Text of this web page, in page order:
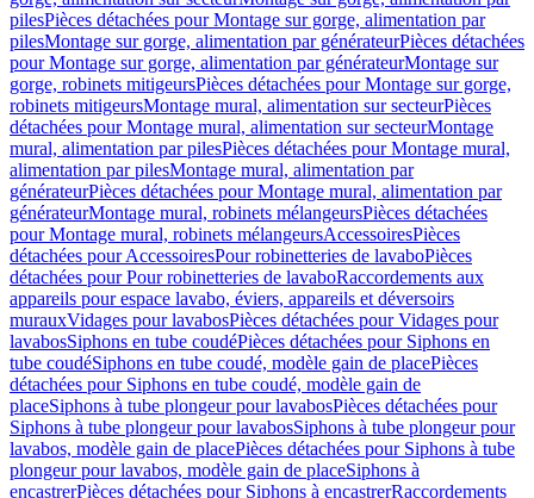
pilesPièces détachées pour Montage sur gorge, alimentation par
pilesMontage sur gorge, alimentation par générateurPièces détachées
pour Montage sur gorge, alimentation par générateurMontage sur
gorge, robinets mitigeursPièces détachées pour Montage sur gorge,
robinets mitigeursMontage mural, alimentation sur secteurPièces
détachées pour Montage mural, alimentation sur secteurMontage
mural, alimentation par pilesPièces détachées pour Montage mural,
alimentation par pilesMontage mural, alimentation par
générateurPièces détachées pour Montage mural, alimentation par
générateurMontage mural, robinets mélangeursPièces détachées
pour Montage mural, robinets mélangeursAccessoiresPièces
détachées pour AccessoiresPour robinetteries de lavaboPièces
détachées pour Pour robinetteries de lavaboRaccordements aux
appareils pour espace lavabo, éviers, appareils et déversoirs
murauxVidages pour lavabosPièces détachées pour Vidages pour
lavabosSiphons en tube coudéPièces détachées pour Siphons en
tube coudéSiphons en tube coudé, modèle gain de placePièces
détachées pour Siphons en tube coudé, modèle gain de
placeSiphons à tube plongeur pour lavabosPièces détachées pour
Siphons à tube plongeur pour lavabosSiphons à tube plongeur pour
lavabos, modèle gain de placePièces détachées pour Siphons à tube
plongeur pour lavabos, modèle gain de placeSiphons à
encastrerPièces détachées pour Siphons à encastrerRaccordements